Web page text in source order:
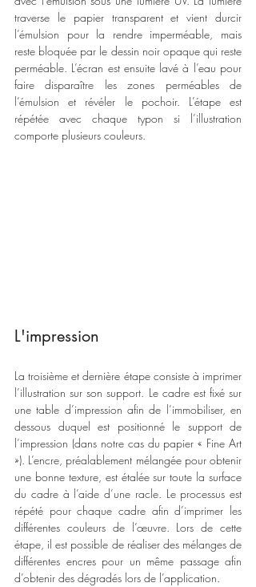
traverse le papier transparent et vient durcir
l’émulsion pour la rendre imperméable, mais
reste bloquée par le dessin noir opaque qui reste
perméable. L’écran est ensuite lavé à l’eau pour
faire disparaître les zones perméables de
l’émulsion et révéler le pochoir. L’étape est
répétée avec chaque typon si l’illustration
comporte plusieurs couleurs.
L'impression
La troisième et dernière étape consiste à imprimer
l’illustration sur son support. Le cadre est fixé sur
une table d’impression afin de l’immobiliser, en
dessous duquel est positionné le support de
l’impression (dans notre cas du papier « Fine Art
»). L’encre, préalablement mélangée pour obtenir
une bonne texture, est étalée sur toute la surface
du cadre à l’aide d’une racle. Le processus est
répété pour chaque cadre afin d’imprimer les
différentes couleurs de l’œuvre. Lors de cette
étape, il est possible de réaliser des mélanges de
différentes encres pour un même passage afin
d’obtenir des dégradés lors de l’application.